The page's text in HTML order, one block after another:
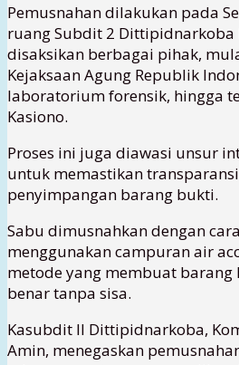
Pemusnahan dilakukan pada
ruang Subdit 2 Dittipidnarkoba
disaksikan berbagai pihak,
Kejaksaan Agung Republik
laboratorium forensik, hingga
Kasiono.
Proses ini juga diawasi unsur
untuk memastikan
penyimpangan barang bukti.
Sabu dimusnahkan dengan
menggunakan campuran air
metode yang membuat
benar tanpa sisa.
Kasubdit II Dittipidnarkoba,
Amin, menegaskan